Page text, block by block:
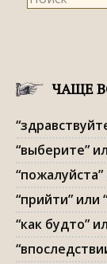
ЧАЩЕ
“выберите”
“прийти” или
“как будто”